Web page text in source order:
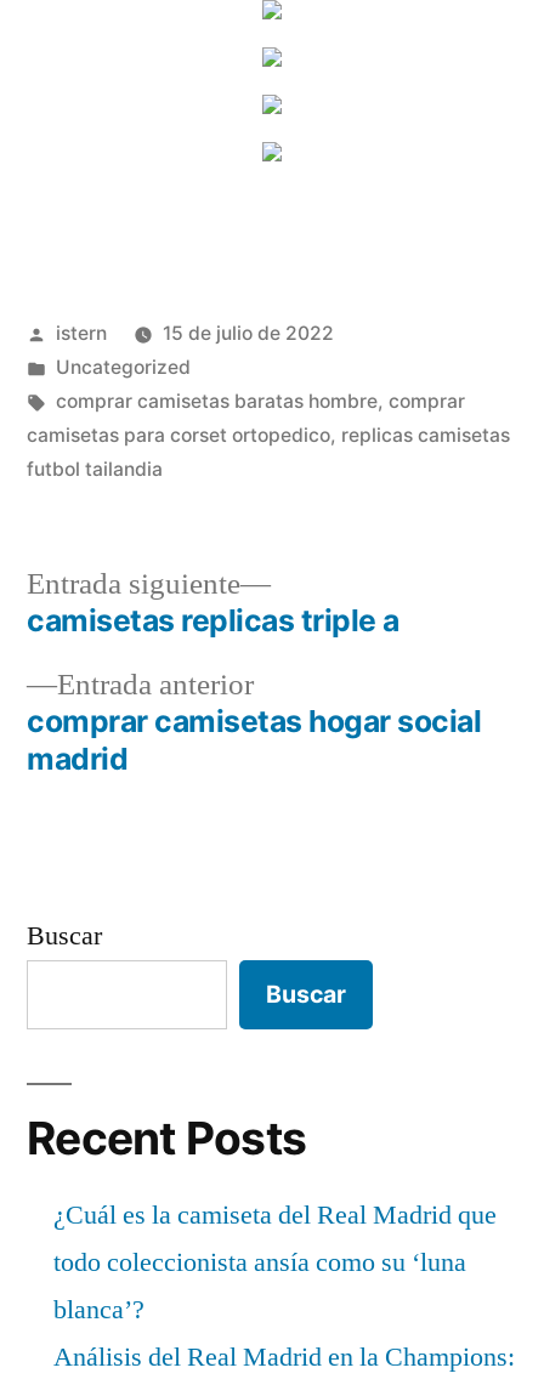
Publicado
por
istern
15 de julio de 2022
Publicado
en
Uncategorized
Etiquetas:
comprar camisetas baratas hombre, comprar
camisetas para corset ortopedico, replicas camisetas
futbol tailandia
Navegación
de
entradas
Entrada anteriorEntrada
anterior:
comprar camisetas hogar social
madrid
Entrada siguiente
Entrada
siguiente:
camisetas replicas triple a
Buscar
Buscar
Recent Posts
¿Cuál es la camiseta del Real Madrid que
todo coleccionista ansía como su ‘luna
blanca’?
Análisis del Real Madrid en la Champions: